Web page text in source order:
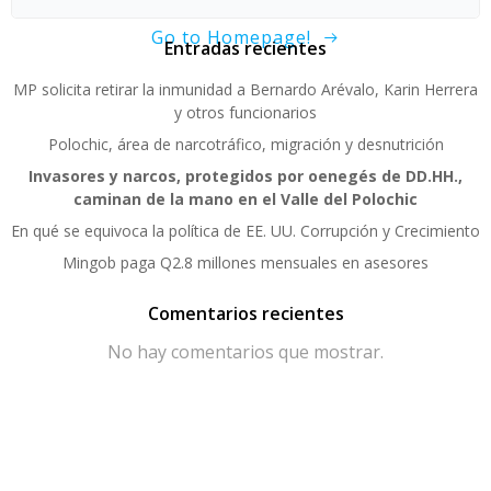
Go to Homepage!
Entradas recientes
MP solicita retirar la inmunidad a Bernardo Arévalo, Karin Herrera
y otros funcionarios
Polochic, área de narcotráfico, migración y desnutrición
Invasores y narcos, protegidos por oenegés de DD.HH.,
caminan de la mano en el Valle del Polochic
En qué se equivoca la política de EE. UU. Corrupción y Crecimiento
Mingob paga Q2.8 millones mensuales en asesores
Comentarios recientes
No hay comentarios que mostrar.